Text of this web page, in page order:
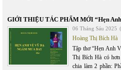
GIỚI THIỆU TÁC PHẨM MỚI “Hẹn
06 Tháng Sáu 2025
Hoàng Thị Bích Hà
Tập thơ “Hẹn Anh
Thị Bích Hà có hơn
chia làm 2 phần: